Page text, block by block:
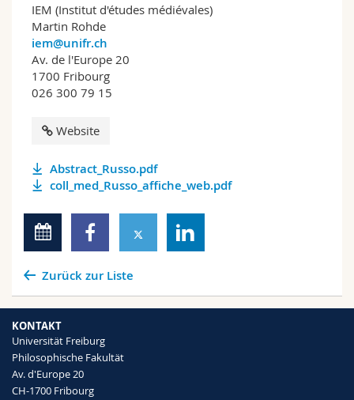
IEM (Institut d'études médiévales)
Martin Rohde
iem@unifr.ch
Av. de l'Europe 20
1700 Fribourg
026 300 79 15
Website
Abstract_Russo.pdf
coll_med_Russo_affiche_web.pdf
Zurück zur Liste
KONTAKT
Universität Freiburg
Philosophische Fakultät
Av. d'Europe 20
CH-1700 Fribourg